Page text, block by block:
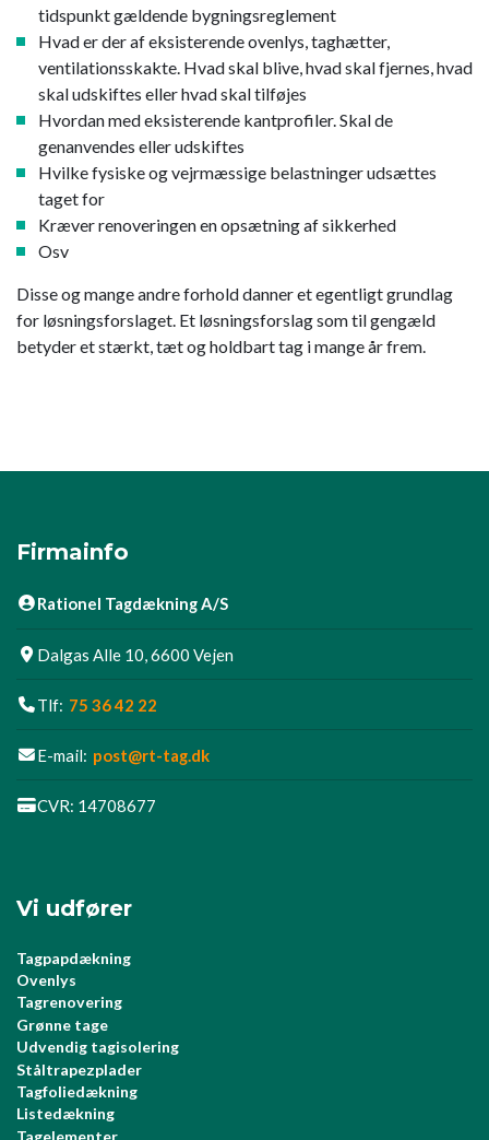
tidspunkt gældende bygningsreglement
Hvad er der af eksisterende ovenlys, taghætter,
ventilationsskakte. Hvad skal blive, hvad skal fjernes, hvad
skal udskiftes eller hvad skal tilføjes
Hvordan med eksisterende kantprofiler. Skal de
genanvendes eller udskiftes
Hvilke fysiske og vejrmæssige belastninger udsættes
taget for
Kræver renoveringen en opsætning af sikkerhed
Osv
​Disse og mange andre forhold danner et egentligt grundlag
for løsningsforslaget. Et løsningsforslag som til gengæld
betyder et stærkt, tæt og holdbart tag i mange år frem.
Firmainfo
Rationel Tagdækning A/S
Dalgas Alle 10, 6600 Vejen
Tlf: 75 36 42 22
E-mail: post@rt-tag.dk
CVR: 14708677
Vi udfører
Tagpapdækning
Ovenlys
Tagrenovering
Grønne tage​
Udvendig tagisolering​
Ståltrapezplader
Tagfoliedækning
Listedækning
Tagelementer